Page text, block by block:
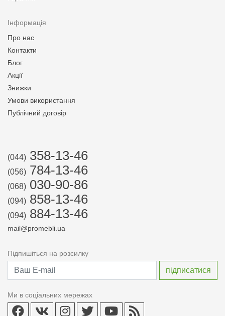
Інформація
Про нас
Контакти
Блог
Акції
Знижки
Умови використання
Публічний договір
(044) 358-13-46
(056) 784-13-46
(068) 030-90-86
(094) 858-13-46
(094) 884-13-46
mail@promebli.ua
Підпишіться на розсилку
Ми в соціальних мережах